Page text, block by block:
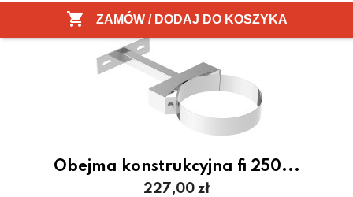
 ZAMÓW / DODAJ DO KOSZYKA
Obejma konstrukcyjna fi 250...
Cena
227,00 zł